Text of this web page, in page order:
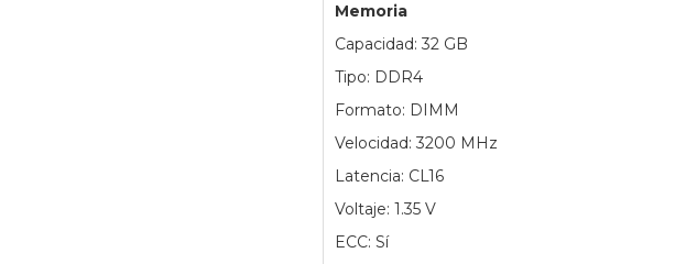
Memoria
Capacidad: 32 GB
Tipo: DDR4
Formato: DIMM
Velocidad: 3200 MHz
Latencia: CL16
Voltaje: 1.35 V
ECC: Sí